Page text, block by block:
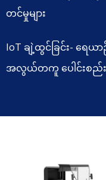
ခရီးသည်- Mobility
အောင်
တင်မှုများ
IoT ချဲ့ထွင်ခြင်း- ရေယ
အလွယ်တကူ ပေါင်းစည်း